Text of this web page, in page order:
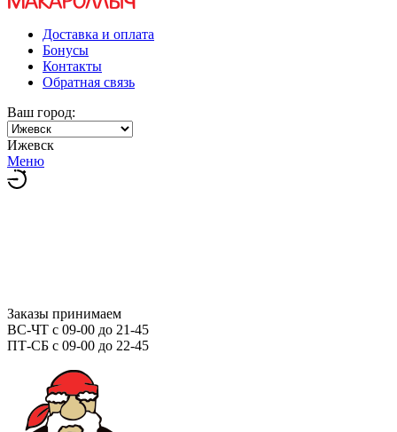
Доставка и оплата
Бонусы
Контакты
Обратная связь
Ваш город:
Ижевск
Меню
Заказы принимаем
ВС-ЧТ с 09-00 до 21-45
ПТ-СБ с 09-00 до 22-45